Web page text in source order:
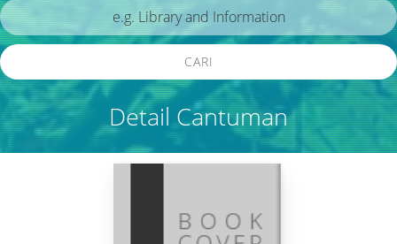
Detail Cantuman
CARI